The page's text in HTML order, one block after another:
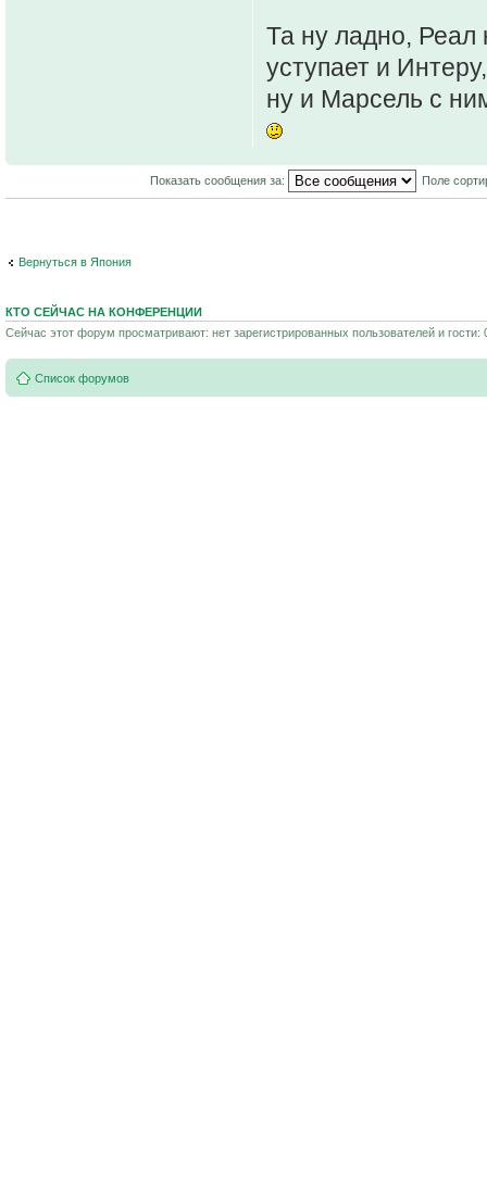
Та ну ладно, Реал
уступает и
ну и Марсель с
Показать сообщения за: Поле
Вернуться в Япония
КТО СЕЙЧАС НА КОНФЕРЕНЦИИ
Сейчас этот форум просматривают: нет зарегистрированных пользователей и гости:
Список форумов